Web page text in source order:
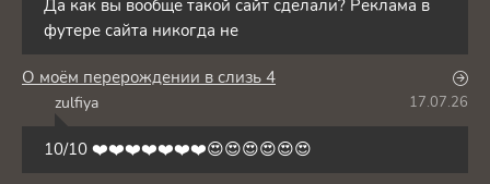
Да как вы вообще такой сайт сделали? Реклама в
футере сайта никогда не
О моём перерождении в слизь 4
zulfiya 17.07.26
10/10 ❤️❤️❤️❤️❤️❤️❤️😍😍😍😍😍😍